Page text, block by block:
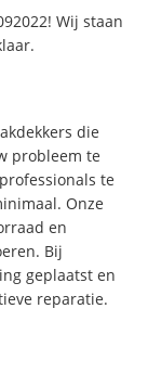
Wij staan
die
probleem te
te
Onze
en
Bij
geplaatst en
reparatie.